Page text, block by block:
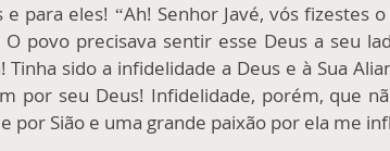
para eles! “Ah! Senhor Javé, vós
povo precisava sentir esse Deus a seu
sido a infidelidade a Deus e à Sua
por seu Deus! Infidelidade, porém, que
por Sião e uma grande paixão por ela me